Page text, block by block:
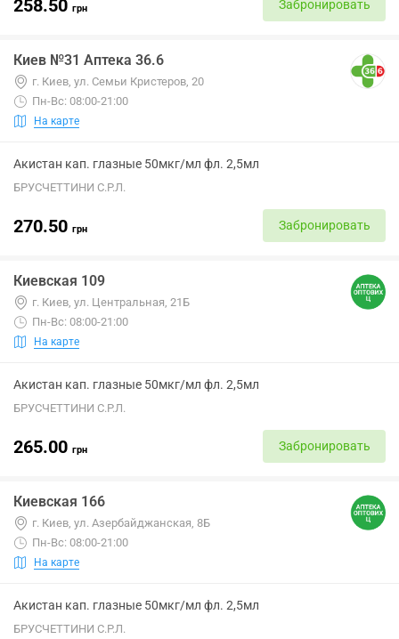
258.50 грн Забронировать
Киев №31 Аптека 36.6
г. Киев, ул. Семьи Кристеров, 20
Пн-Вс: 08:00-21:00
На карте
Акистан кап. глазные 50мкг/мл фл. 2,5мл
БРУСЧЕТТИНИ С.Р.Л.
270.50 грн Забронировать
Киевская 109
г. Киев, ул. Центральная, 21Б
Пн-Вс: 08:00-21:00
На карте
Акистан кап. глазные 50мкг/мл фл. 2,5мл
БРУСЧЕТТИНИ С.Р.Л.
265.00 грн Забронировать
Киевская 166
г. Киев, ул. Азербайджанская, 8Б
Пн-Вс: 08:00-21:00
На карте
Акистан кап. глазные 50мкг/мл фл. 2,5мл
БРУСЧЕТТИНИ С.Р.Л.